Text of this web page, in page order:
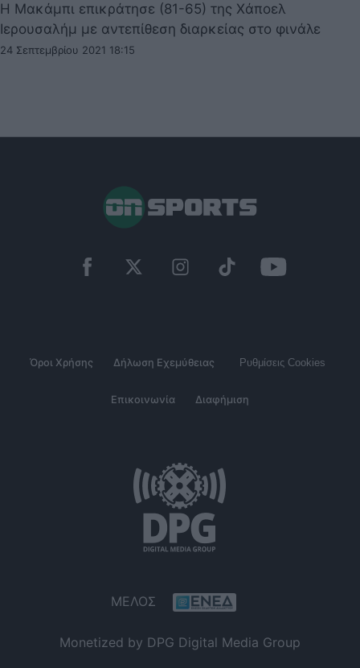
Η Μακάμπι επικράτησε (81-65) της Χάποελ
Ιερουσαλήμ με αντεπίθεση διαρκείας στο φινάλε
24 Σεπτεμβρίου 2021 18:15
Όροι Χρήσης Δήλωση Εχεμύθειας Ρυθμίσεις Cookies
Επικοινωνία Διαφήμιση
ΜΕΛΟΣ
Monetized by DPG Digital Media Group